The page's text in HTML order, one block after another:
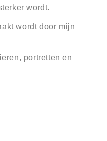
wordt.
wordt door mijn
portretten en